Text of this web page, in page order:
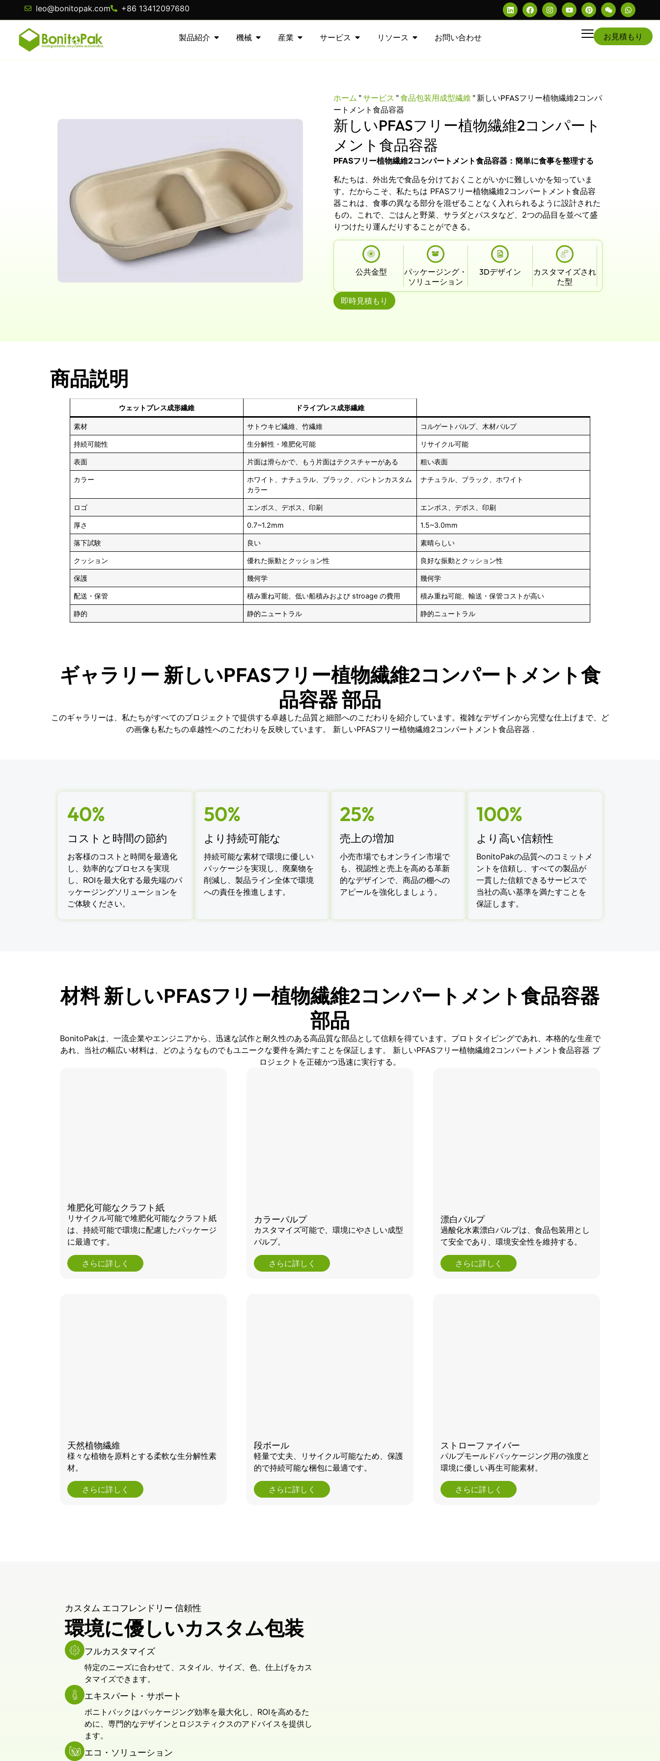
leo@bonitopak.com +86 13412097680
製品紹介 機械 産業 サービス リソース お問い合わせ お見積もり
ホーム "サービス "食品包装用成型繊維 " 新しいPFASフリー植物繊維2コンパ
ートメント食品容器
新しいPFASフリー植物繊維2コンパート
メント食品容器
PFASフリー植物繊維2コンパートメント食品容器：簡単に食事を整理する
私たちは、外出先で食品を分けておくことがいかに難しいかを知っていま
す。だからこそ、私たちは PFASフリー植物繊維2コンパートメント食品容
器これは、食事の異なる部分を混ぜることなく入れられるように設計された
もの。これで、ごはんと野菜、サラダとパスタなど、2つの品目を並べて盛
りつけたり運んだりすることができる。
公共金型
パッケージング・
ソリューション
3Dデザイン
カスタマイズされ
た型
即時見積もり
商品説明
ウェットプレス成形繊維 ドライプレス成形繊維
素材 サトウキビ繊維、竹繊維 コルゲートパルプ、木材パルプ
持続可能性 生分解性・堆肥化可能 リサイクル可能
表面 片面は滑らかで、もう片面はテクスチャーがある 粗い表面
カラー
ホワイト、ナチュラル、ブラック、パントンカスタム
カラー
ナチュラル、ブラック、ホワイト
ロゴ エンボス、デボス、印刷 エンボス、デボス、印刷
厚さ 0.7~1.2mm 1.5~3.0mm
落下試験 良い 素晴らしい
クッション 優れた振動とクッション性 良好な振動とクッション性
保護 幾何学 幾何学
配送・保管 積み重ね可能、低い船積みおよび stroage の費用 積み重ね可能、輸送・保管コストが高い
静的 静的ニュートラル 静的ニュートラル
ギャラリー 新しいPFASフリー植物繊維2コンパートメント食
品容器 部品
このギャラリーは、私たちがすべてのプロジェクトで提供する卓越した品質と細部へのこだわりを紹介しています。複雑なデザインから完璧な仕上げまで、ど
の画像も私たちの卓越性へのこだわりを反映しています。 新しいPFASフリー植物繊維2コンパートメント食品容器 .
40%
コストと時間の節約
お客様のコストと時間を最適化
し、効率的なプロセスを実現
し、ROIを最大化する最先端のパ
ッケージングソリューションを
ご体験ください。
50%
より持続可能な
持続可能な素材で環境に優しい
パッケージを実現し、廃棄物を
削減し、製品ライン全体で環境
への責任を推進します。
25%
売上の増加
小売市場でもオンライン市場で
も、視認性と売上を高める革新
的なデザインで、商品の棚への
アピールを強化しましょう。
100%
より高い信頼性
BonitoPakの品質へのコミットメ
ントを信頼し、すべての製品が
一貫した信頼できるサービスで
当社の高い基準を満たすことを
保証します。
材料 新しいPFASフリー植物繊維2コンパートメント食品容器
部品
BonitoPakは、一流企業やエンジニアから、迅速な試作と耐久性のある高品質な部品として信頼を得ています。プロトタイピングであれ、本格的な生産で
あれ、当社の幅広い材料は、どのようなものでもユニークな要件を満たすことを保証します。 新しいPFASフリー植物繊維2コンパートメント食品容器 プ
ロジェクトを正確かつ迅速に実行する。
堆肥化可能なクラフト紙
リサイクル可能で堆肥化可能なクラフト紙
は、持続可能で環境に配慮したパッケージ
に最適です。
さらに詳しく
カラーパルプ
カスタマイズ可能で、環境にやさしい成型
パルプ。
さらに詳しく
漂白パルプ
過酸化水素漂白パルプは、食品包装用とし
て安全であり、環境安全性を維持する。
さらに詳しく
天然植物繊維
様々な植物を原料とする柔軟な生分解性素
材。
さらに詳しく
段ボール
軽量で丈夫、リサイクル可能なため、保護
的で持続可能な梱包に最適です。
さらに詳しく
ストローファイバー
パルプモールドパッケージング用の強度と
環境に優しい再生可能素材。
さらに詳しく
カスタム エコフレンドリー 信頼性
環境に優しいカスタム包装
フルカスタマイズ
特定のニーズに合わせて、スタイル、サイズ、色、仕上げをカス
タマイズできます。
エキスパート・サポート
ボニトパックはパッケージング効率を最大化し、ROIを高めるた
めに、専門的なデザインとロジスティクスのアドバイスを提供し
ます。
エコ・ソリューション